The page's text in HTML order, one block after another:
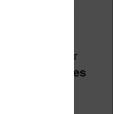
moment pour
car
les